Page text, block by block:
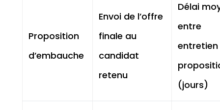
Proposition
d’embauche
Envoi de l’offre
finale au
candidat
retenu
Délai
entre
(jours)